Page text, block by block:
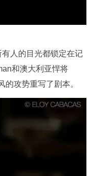
人的目光都锁定在记
和澳大利亚悍将
攻势重写了剧本。